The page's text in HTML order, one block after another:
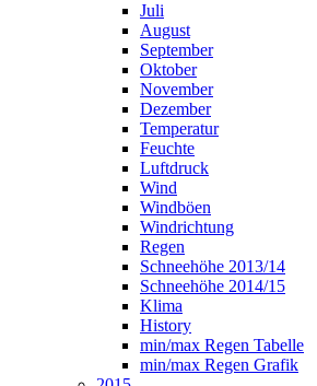
Juli
August
September
Oktober
November
Dezember
Temperatur
Feuchte
Luftdruck
Wind
Windböen
Windrichtung
Regen
Schneehöhe 2013/14
Schneehöhe 2014/15
Klima
History
min/max Regen Tabelle
min/max Regen Grafik